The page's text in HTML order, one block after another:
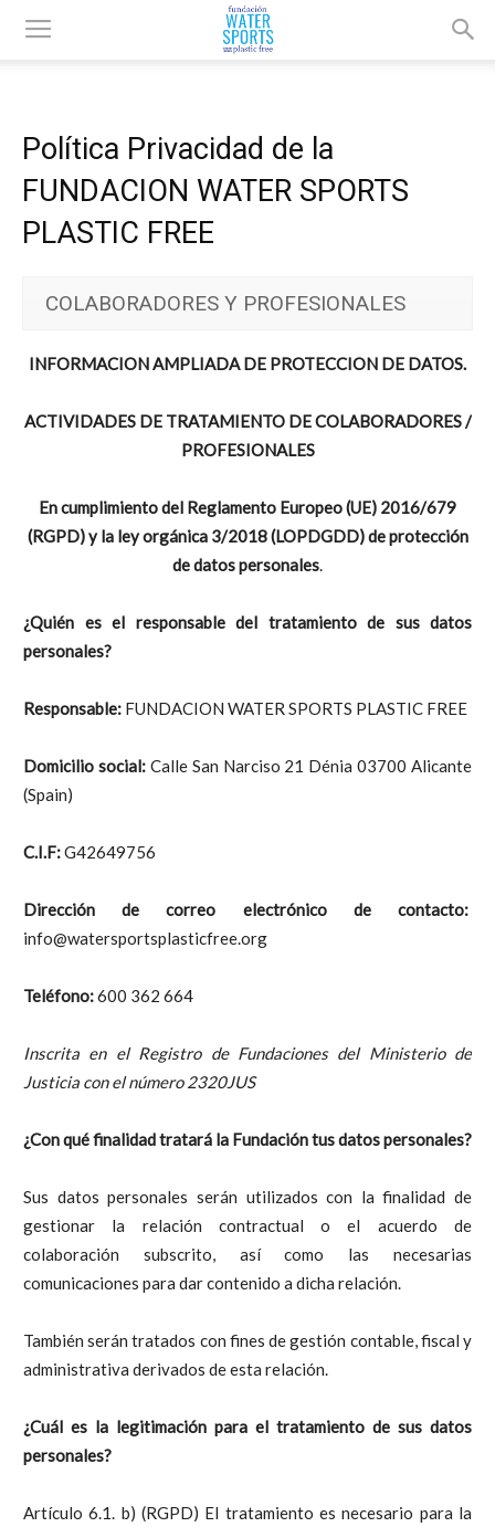
Política Privacidad de la
FUNDACION WATER SPORTS
PLASTIC FREE
COLABORADORES Y PROFESIONALES
INFORMACION AMPLIADA DE PROTECCION DE DATOS.
ACTIVIDADES DE TRATAMIENTO DE COLABORADORES /
PROFESIONALES
En cumplimiento del Reglamento Europeo (UE) 2016/679
(RGPD) y la ley orgánica 3/2018(LOPDGDD) de protección
de datospersonales.
¿Quién es el responsable del tratamiento de sus datos
personales?
Responsable: FUNDACION WATER SPORTS PLASTIC FREE
Domicilio social:Calle San Narciso 21 Dénia 03700 Alicante
(Spain)
C.I.F:G42649756
Dirección de correo electrónico de contacto:
info@watersportsplasticfree.org
Teléfono:600 362 664
Inscrita en el Registro de Fundaciones del Ministerio de
Justicia con el número 2320JUS
¿Con qué finalidad tratará la Fundación tus datos personales?
Sus datos personales serán utilizados con la finalidad de
gestionar la relación contractual o el acuerdo de
colaboración subscrito, así como las necesarias
comunicaciones para dar contenido a dicha relación.
También serán tratados con fines de gestión contable, fiscal y
administrativa derivados de esta relación.
¿Cuál es la legitimación para el tratamiento de sus datos
personales?
Artículo 6.1. b) (RGPD) El tratamiento es necesario para la